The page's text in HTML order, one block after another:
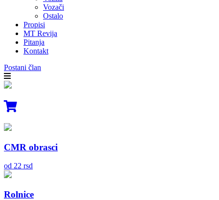
Vozači
Ostalo
Propisi
MT Revija
Pitanja
Kontakt
Postani član
CMR obrasci
od 22 rsd
Rolnice